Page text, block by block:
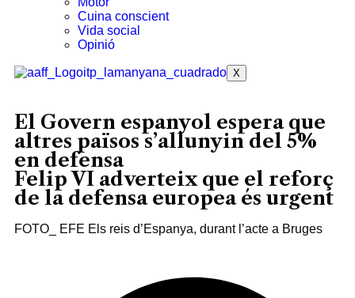
Cuina conscient
Vida social
Opinió
X
El Govern espanyol espera que
altres països s’allunyin del 5%
en defensa
Felip VI adverteix que el reforç
de la defensa europea és urgent
FOTO_ EFE Els reis d’Espanya, durant l’acte a Bruges